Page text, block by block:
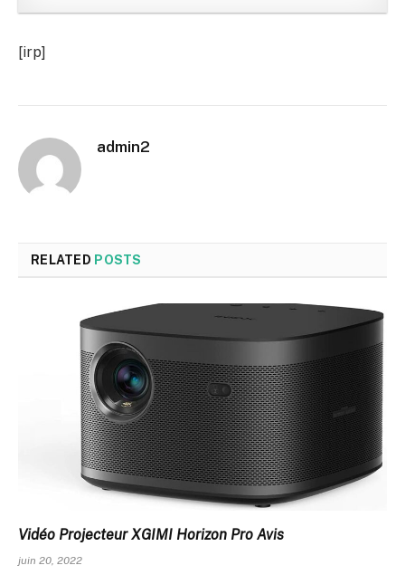
[irp]
admin2
RELATED POSTS
Vidéo Projecteur XGIMI Horizon Pro Avis
juin 20, 2022